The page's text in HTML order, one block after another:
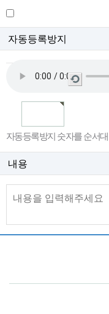
자동등록방지
새
자동등록방지 숫자를 순서
내용